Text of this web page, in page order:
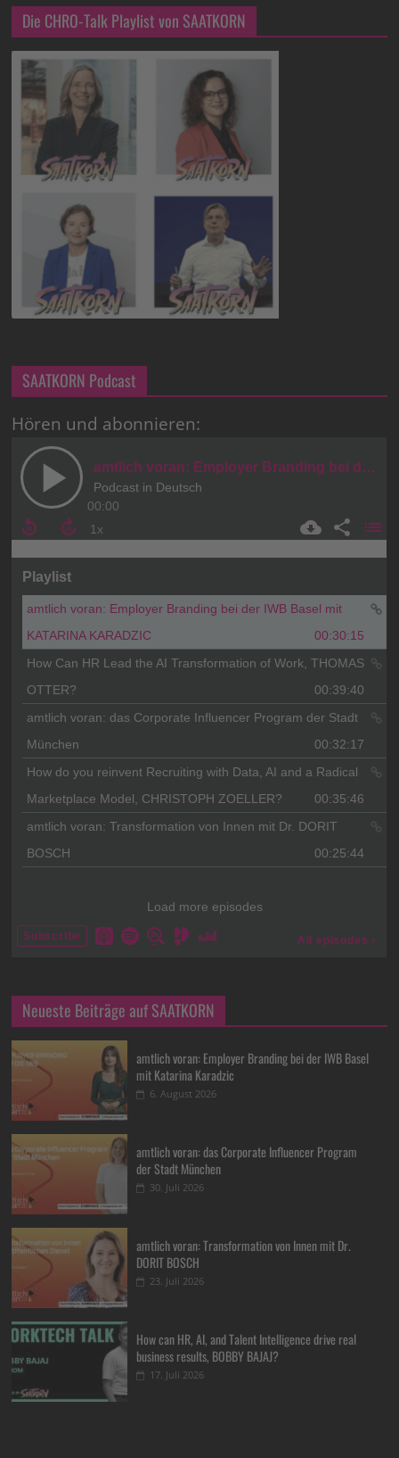
Die CHRO-Talk Playlist von SAATKORN
SAATKORN Podcast
Hören und abonnieren:
Neueste Beiträge auf SAATKORN
amtlich voran: Employer Branding bei der IWB Basel
mit Katarina Karadzic
6. August 2026
amtlich voran: das Corporate Influencer Program
der Stadt München
30. Juli 2026
amtlich voran: Transformation von Innen mit Dr.
DORIT BOSCH
23. Juli 2026
How can HR, AI, and Talent Intelligence drive real
business results, BOBBY BAJAJ?
17. Juli 2026